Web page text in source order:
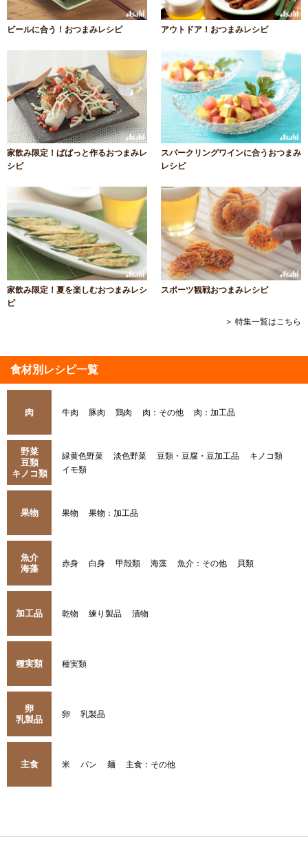
ビールに合う！おつまみレシピ アウトドア！おつまみレシピ
家飲み限定！ぱぱっと作るおつまみレ
シピ
スパークリングワインに合うおつまみ
レシピ
家飲み限定！夏を楽しむおつまみレシ
ピ
スポーツ観戦おつまみレシピ
＞ 特集一覧はこちら
食材別レシピ一覧
肉 牛肉 豚肉 鶏肉 肉：その他 肉：加工品
野菜
豆類
キノコ類
緑黄色野菜 淡色野菜 豆類・豆腐・豆加工品
キノコ類
イモ類
果物 果物 果物：加工品
魚介
海藻
赤身 白身 甲殻類 海藻 魚介：その他 貝類
加工品 乾物 練り製品 漬物
種実類 種実類
卵
乳製品
卵 乳製品
主食 米 パン 麺 主食：その他